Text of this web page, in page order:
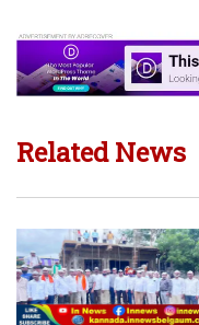
Related News